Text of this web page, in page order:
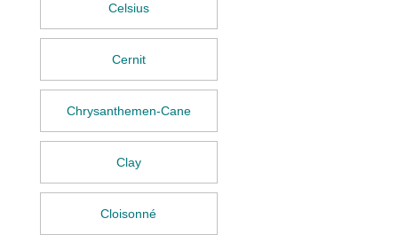
Celsius
Cernit
Chrysanthemen-Cane
Clay
Cloisonné